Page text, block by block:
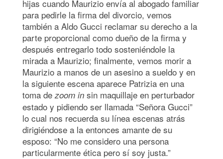
hijas cuando Maurizio envía al abogado familiar
para pedirle la firma del divorcio, vemos
también a Aldo Gucci reclamar su derecho a la
parte proporcional como dueño de la firma y
después entregarlo todo sosteniéndole la
mirada a Maurizio; finalmente, vemos morir a
Maurizio a manos de un asesino a sueldo y en
la siguiente escena aparece Patrizia en una
toma de zoom in sin maquillaje en perturbador
estado y pidiendo ser llamada “Señora Gucci”
lo cual nos recuerda su línea escenas atrás
dirigiéndose a la entonces amante de su
esposo: “No me considero una persona
particularmente ética pero sí soy justa.”